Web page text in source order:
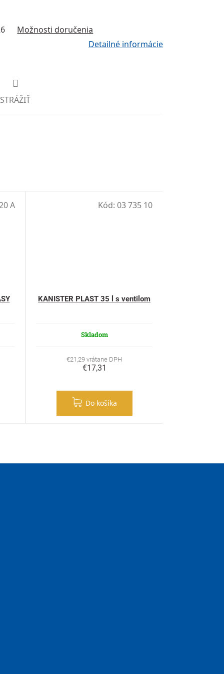
Možnosti doručenia
Detailné informácie
STRÁŽIŤ
A
KANISTER PLAST 35 l s ventilom
Skladom
€21,29 vrátane DPH
€17,31
Do košíka
Kód: 03 735 10